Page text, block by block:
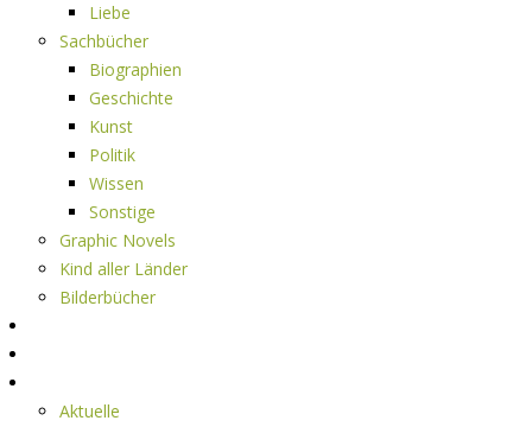
Liebe
Sachbücher
Biographien
Geschichte
Kunst
Politik
Wissen
Sonstige
Graphic Novels
Kind aller Länder
Bilderbücher
Aktuelle